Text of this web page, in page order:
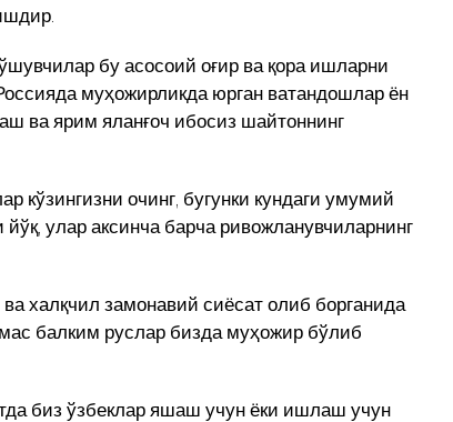
бу асосоий оғир ва қора ишларни
муҳожирликда юрган ватандошлар ён
ва ярим яланғоч ибосиз шайтоннинг
кўзингизни очинг, бугунки кундаги умумий
улар аксинча барча ривожланувчиларнинг
халқчил замонавий сиёсат олиб борганида
балким руслар бизда муҳожир бўлиб
биз ўзбеклар яшаш учун ёки ишлаш учун
КУН ЯНГИЛИКЛАРИ
BAHRIDDIN BOZOROV BILAN SUHBAT